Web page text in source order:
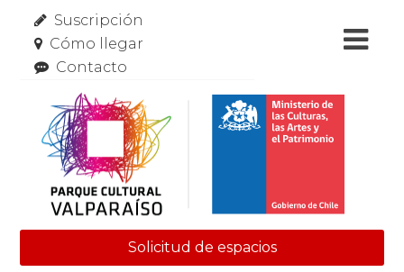
Suscripción
Cómo llegar
Contacto
Solicitud de espacios